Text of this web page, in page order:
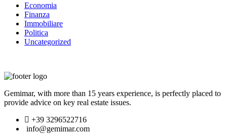
Economia
Finanza
Immobiliare
Politica
Uncategorized
Gemimar, with more than 15 years experience, is perfectly placed to
provide advice on key real estate issues.
+39 3296522716
info@gemimar.com